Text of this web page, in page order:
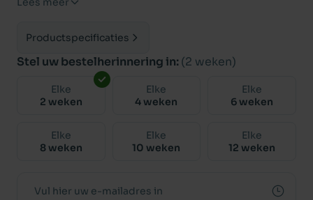
Fleisch und tierische Nebenerzeugnisse / Viande
dierlijke bijproducten, Oils and fats / Öle und
Fette / Huiles et graisses/Oliën en vetten,
Nebenerzeugnisse / Sous-produits d’origine
végétale/Plantaardige bijprodukten ,Fish and fish
Poisson et sous-produits d‘ poissons/Vis en -
Productspecificaties
Stel uw bestelherinnering in: (2 weken)
Elke
2 weken
Elke
4 weken
Elke
6 weken
Elke
8 weken
Elke
10 weken
Elke
12 weken